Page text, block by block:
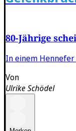
80-Jährige
In einem Hennefer
Von
Ulrike Schödel